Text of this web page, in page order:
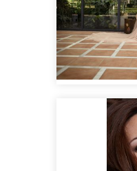
Editorial